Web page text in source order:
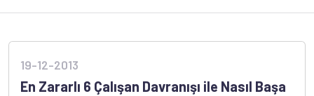
19-12-2013
En Zararlı 6 Çalışan Davranışı ile Nasıl Başa